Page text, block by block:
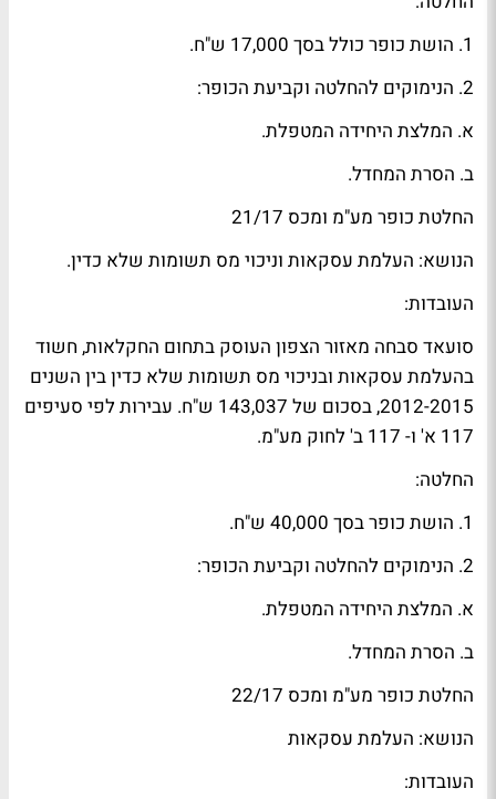
1. הושת כופר כולל בסך 17,000 ש"ח.
2. הנימוקים להחלטה וקביעת הכופר:
א. המלצת היחידה המטפלת.
ב. הסרת המחדל.
החלטת כופר מע"מ ומכס 21/17
הנושא: העלמת עסקאות וניכוי מס תשומות שלא כדין.
העובדות:
סועאד סבחה מאזור הצפון העוסק בתחום החקלאות, חשוד
בהעלמת עסקאות ובניכוי מס תשומות שלא כדין בין השנים
2012-2015, בסכום של 143,037 ש"ח. עבירות לפי סעיפים
117 א' ו- 117 ב' לחוק מע"מ.
החלטה:
1. הושת כופר בסך 40,000 ש"ח.
2. הנימוקים להחלטה וקביעת הכופר:
א. המלצת היחידה המטפלת.
ב. הסרת המחדל.
החלטת כופר מע"מ ומכס 22/17
הנושא: העלמת עסקאות
העובדות: